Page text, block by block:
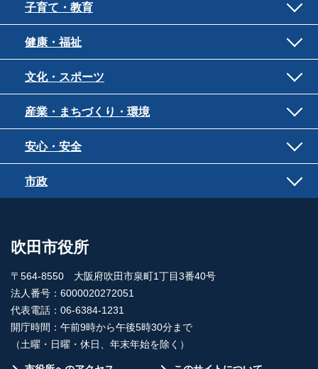
子育て・教育
健康・福祉
文化・スポーツ
産業・まちづくり・環境
安心・安全
市政
吹田市役所
〒564-8550 大阪府吹田市泉町1丁目3番40号
法人番号：6000020272051
代表電話：06-6384-1231
開庁時間：午前9時から午後5時30分まで
（土曜・日曜・休日、年末年始を除く）